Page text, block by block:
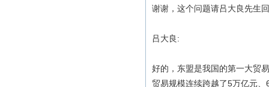
谢谢，这个问题请吕大良先生
吕大良:
好的，东盟是我国的第一大贸
贸易规模连续跨越了5万亿元